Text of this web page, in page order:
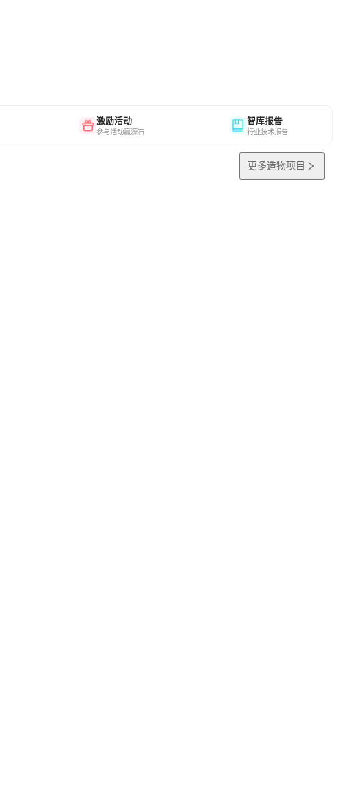
激励活动
参与活动赢源石
智库报告
行业技术报告
更多造物项目